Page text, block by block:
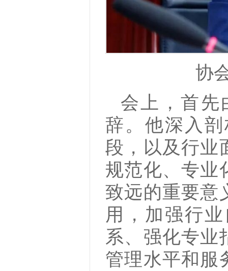
协
会上，首先
辞。他深入
段，以及行业
规范化、专业
致远的重要意
用，加强行
系、强化专业
管理水平和服